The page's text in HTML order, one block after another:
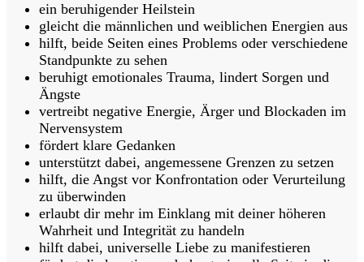
ein beruhigender Heilstein
gleicht die männlichen und weiblichen Energien aus
hilft, beide Seiten eines Problems oder verschiedene
Standpunkte zu sehen
beruhigt emotionales Trauma, lindert Sorgen und
Ängste
vertreibt negative Energie, Ärger und Blockaden im
Nervensystem
fördert klare Gedanken
unterstützt dabei, angemessene Grenzen zu setzen
hilft, die Angst vor Konfrontation oder Verurteilung
zu überwinden
erlaubt dir mehr im Einklang mit deiner höheren
Wahrheit und Integrität zu handeln
hilft dabei, universelle Liebe zu manifestieren